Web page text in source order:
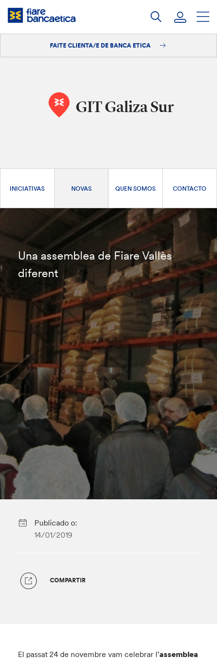
Saltar
FAITE CLIENTA/E DE BANCA ETICA
GIT Galiza Sur
INICIATIVAS NOVAS QUEN SOMOS CONTACTO
Una assemblea de Fiare Vallès
diferent
Publicado o:
14/01/2019
COMPARTIR
El passat 24 de novembre vam celebrar l’assemblea